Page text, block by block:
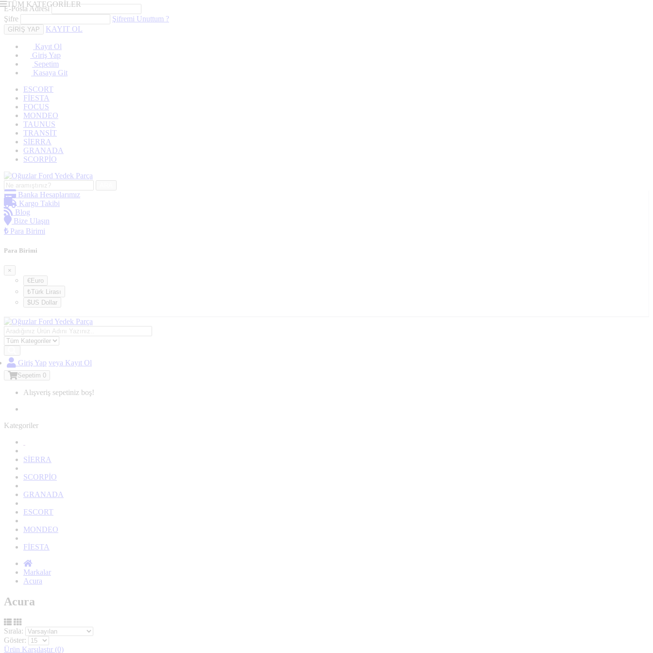
E-Posta Adresi
Şifre
Şifremi Unuttum ?
KAYIT OL
Kayıt Ol
Giriş Yap
Sepetim
Kasaya Git
ESCORT
FİESTA
FOCUS
MONDEO
TAUNUS
TRANSİT
SİERRA
GRANADA
SCORPİO
Banka Hesaplarımız
Kargo Takibi
Blog
Bize Ulaşın
₺ Para Birimi
Para Birimi
×
€Euro
₺Türk Lirası
$US Dollar
Giriş Yap veya Kayıt Ol
Sepetim 0
Alışveriş sepetiniz boş!
TÜM KATEGORİLER
Kategoriler
SİERRA
SCORPİO
GRANADA
ESCORT
MONDEO
FİESTA
Markalar
Acura
Acura
Sırala:
Göster:
Ürün Karşılaştır (0)